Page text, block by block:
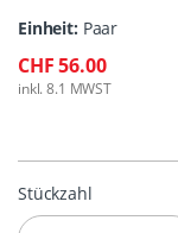
Einheit: Paar
CHF 56.00
inkl. 8.1 MWST
Stückzahl